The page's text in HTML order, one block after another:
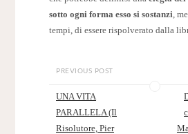
sotto ogni forma esso si sostanzi ,
tempi, di essere rispolverato dalla
PREVIOUS POST
UNA VITA
PARALLELA (Il
Risolutore, Pier